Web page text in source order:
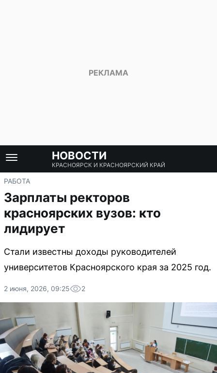
НОВОСТИ
КРАСНОЯРСК И КРАСНОЯРСКИЙ КРАЙ
РАБОТА
Зарплаты ректоров
красноярских вузов: кто
лидирует
Стали известны доходы руководителей
университетов Красноярского края за 2025 год.
2 июня, 2026, 09:25 2